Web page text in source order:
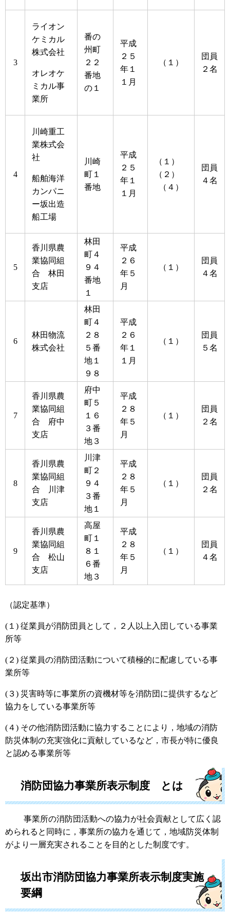
3
ライオン
ケミカル
株式会社
オレオケ
ミカル事
業所
番の
州町
２２
番地
の１
平成
２５
年１
１月
（１）
団員
２名
4
川崎重工
業株式会
社
船舶海洋
カンパニ
ー坂出造
船工場
川崎
町１
番地
平成
２５
年１
１月
（１）
（２）
（４）
団員
４名
5
香川県農
業協同組
合 林田
支店
林田
町４
９４
番地
１
平成
２６
年５
月
（１）
団員
４名
6
林田物流
株式会社
林田
町４
２８
５番
地１
９８
平成
２６
年１
１月
（１）
団員
５名
7
香川県農
業協同組
合 府中
支店
府中
町５
１６
３番
地３
平成
２８
年５
月
（１）
団員
２名
8
香川県農
業協同組
合 川津
支店
川津
町２
９４
３番
地１
平成
２８
年５
月
（１）
団員
２名
9
香川県農
業協同組
合 松山
支店
高屋
町１
８１
６番
地３
平成
２８
年５
月
（１）
団員
４名
（認定基準）
(１) 従業員が消防団員として，２人以上入団している事業
所等
(２) 従業員の消防団活動について積極的に配慮している事
業所等
(３) 災害時等に事業所の資機材等を消防団に提供するなど
協力をしている事業所等
(４) その他消防団活動に協力することにより，地域の消防
防災体制の充実強化に貢献しているなど，市長が特に優良
と認める事業所等
消防団協力事業所表示制度 とは
事業所の消防団活動への協力が社会貢献として広く認
められると同時に，事業所の協力を通じて，地域防災体制
がより一層充実されることを目的とした制度です。
坂出市消防団協力事業所表示制度実施
要綱